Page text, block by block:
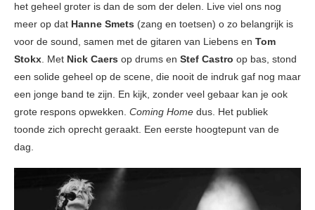
het geheel groter is dan de som der delen. Live viel ons nog
meer op dat Hanne Smets (zang en toetsen) o zo belangrijk is
voor de sound, samen met de gitaren van Liebens en Tom
Stokx . Met Nick Caers op drums en Stef Castro op bas, stond
een solide geheel op de scene, die nooit de indruk gaf nog maar
een jonge band te zijn. En kijk, zonder veel gebaar kan je ook
grote respons opwekken. Coming Home dus. Het publiek
toonde zich oprecht geraakt. Een eerste hoogtepunt van de
dag.